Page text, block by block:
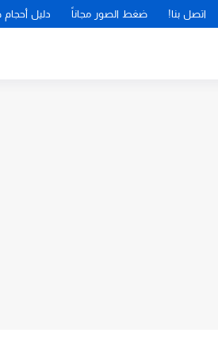
اتصل بنا! ضغط الصور مجاناً دليل